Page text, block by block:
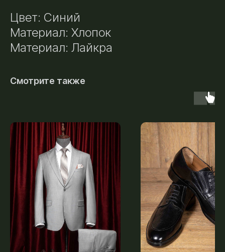
Цвет: Синий
Материал: Хлопок
Материал: Лайкра
Смотрите также